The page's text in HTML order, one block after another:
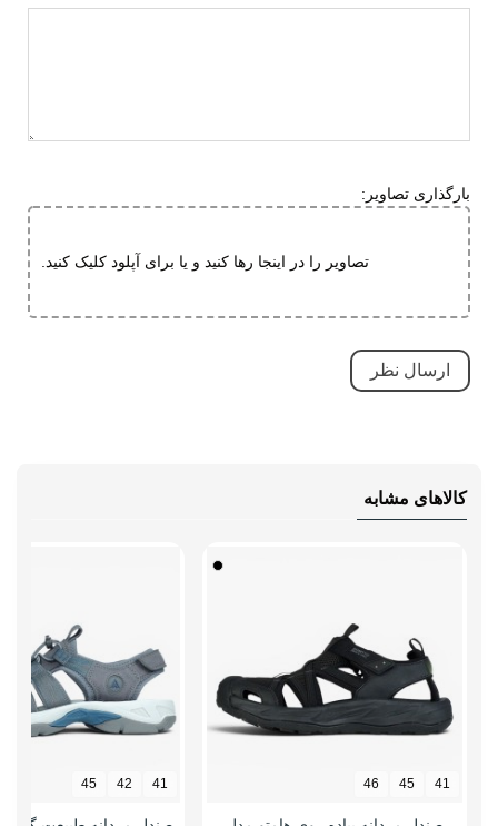
دارای پد محافظ
نوع صندل
بارگذاری تصاویر:
تصاویر را در اینجا رها کنید و یا برای آپلود کلیک کنید.
کالاهای مشابه
41
45
46
41
42
45